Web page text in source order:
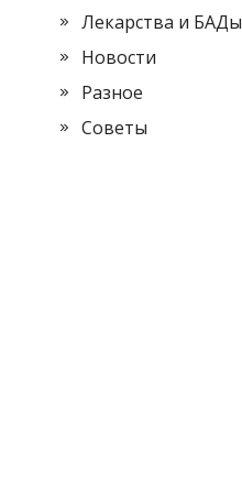
Лекарства и БАДы
Новости
Разное
Советы